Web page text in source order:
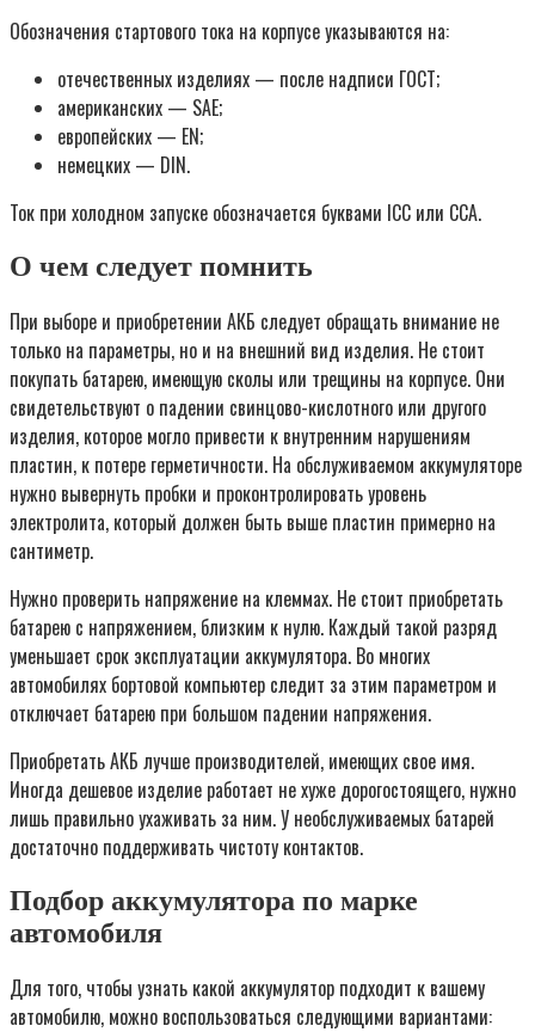
Обозначения стартового тока на корпусе указываются на:
отечественных изделиях — после надписи ГОСТ;
американских — SAE;
европейских — EN;
немецких — DIN.
Ток при холодном запуске обозначается буквами ICC или ССА.
О чем следует помнить
При выборе и приобретении АКБ следует обращать внимание не
только на параметры, но и на внешний вид изделия. Не стоит
покупать батарею, имеющую сколы или трещины на корпусе. Они
свидетельствуют о падении свинцово-кислотного или другого
изделия, которое могло привести к внутренним нарушениям
пластин, к потере герметичности. На обслуживаемом аккумуляторе
нужно вывернуть пробки и проконтролировать уровень
электролита, который должен быть выше пластин примерно на
сантиметр.
Нужно проверить напряжение на клеммах. Не стоит приобретать
батарею с напряжением, близким к нулю. Каждый такой разряд
уменьшает срок эксплуатации аккумулятора. Во многих
автомобилях бортовой компьютер следит за этим параметром и
отключает батарею при большом падении напряжения.
Приобретать АКБ лучше производителей, имеющих свое имя.
Иногда дешевое изделие работает не хуже дорогостоящего, нужно
лишь правильно ухаживать за ним. У необслуживаемых батарей
достаточно поддерживать чистоту контактов.
Подбор аккумулятора по марке
автомобиля
Для того, чтобы узнать какой аккумулятор подходит к вашему
автомобилю, можно воспользоваться следующими вариантами: